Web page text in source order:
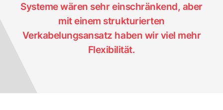
Systeme wären sehr einschränkend, aber
mit einem strukturierten
Verkabelungsansatz haben wir viel mehr
Flexibilität.